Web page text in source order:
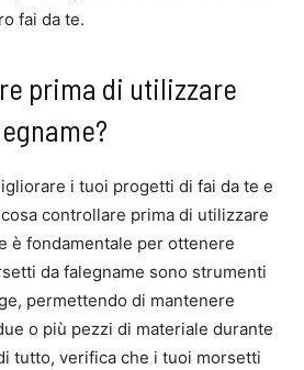
fai da te.
prima di utilizzare
i tuoi progetti di fai da te e
controllare prima di utilizzare
è fondamentale per ottenere
da falegname sono strumenti
permettendo di mantenere
o più pezzi di materiale durante
tutto, verifica che i tuoi morsetti